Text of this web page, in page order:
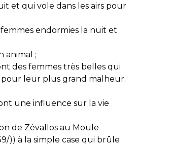
et qui vole dans les airs pour
femmes endormies la nuit et
animal ;
des femmes très belles qui
leur plus grand malheur.
une influence sur la vie
de Zévallos au Moule
)) à la simple case qui brûle